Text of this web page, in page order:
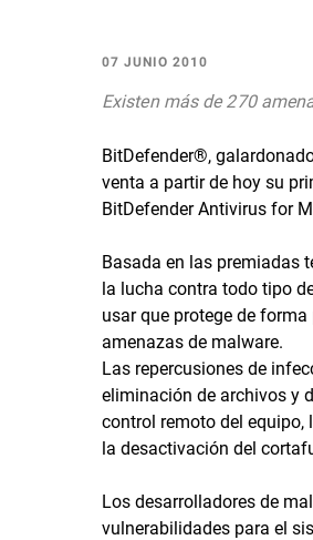
07 JUNIO 2010
Existen más de 270
BitDefender®,
venta a partir de hoy su
BitDefender Antivirus for
Basada en las premiadas
la lucha contra todo tipo
usar que protege de
amenazas de malware.
Las repercusiones de
eliminación de archivos y
control remoto del
la desactivación del
Los desarrolladores de
vulnerabilidades para el